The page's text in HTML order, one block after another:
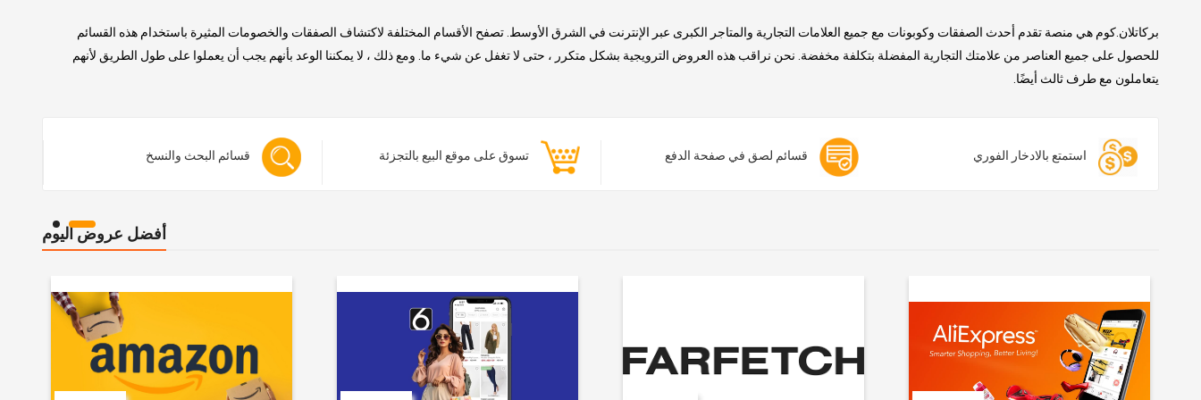
بركاتلان.كوم هي منصة تقدم أحدث الصفقات وكوبونات مع جميع العلامات التجارية والمتاجر الكبرى عبر الإنترنت في الشرق الأوسط. تصفح الأقسام المختلفة لاكتشاف الصفقات والخصومات المثيرة باستخدام هذه القسائم
للحصول على جميع العناصر من علامتك التجارية المفضلة بتكلفة مخفضة. نحن نراقب هذه العروض الترويجية بشكل متكرر ، حتى لا تغفل عن شيء ما. ومع ذلك ، لا يمكننا الوعد بأنهم يجب أن يعملوا على طول الطريق لأنهم
يتعاملون مع طرف ثالث أيضًا.
قسائم البحث والنسخ تسوق على موقع البيع بالتجزئة قسائم لصق في صفحة الدفع استمتع بالادخار الفوري
أفضل عروض اليوم